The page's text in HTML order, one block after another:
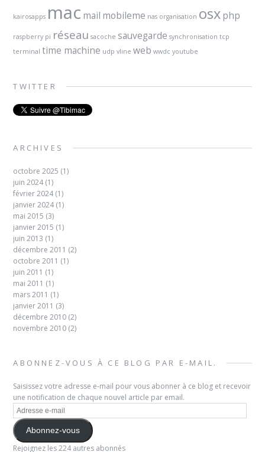
kairosapps mac mail mobileme nas organisation osxphp
raspberry pi réseau sacoche sauvegarde synchronisation tcp
terminal time machine udp vline web wwdc youtube
TWITTER
ARCHIVES
octobre 2025 (1)
juin 2024(1)
février 2024(1)
janvier 2024(1)
mai 2015 (3)
janvier 2015 (1)
juin 2013 (1)
décembre 2011 (2)
octobre 2011 (1)
juin 2011 (1)
mai 2011 (1)
mars 2011 (1)
janvier 2011 (3)
décembre 2010 (2)
novembre 2010 (2)
ABONNEZ-VOUS À CE BLOG PAR E-MAIL.
Saisissez votre adresse e-mail pour vous abonner à ce blog et recevoir
une notification de chaque nouvel article par email.
Adresse
e-
mailAbonnez-vous
Rejoignez les 224 autres abonnés